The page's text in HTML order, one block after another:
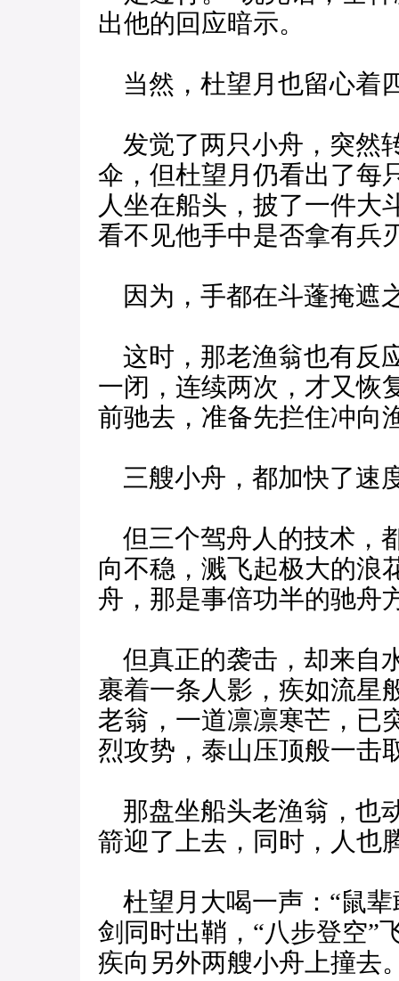
出他的回应暗示。
当然，杜望月也留心着
发觉了两只小舟，突然
伞，但杜望月仍看出了每
人坐在船头，披了一件大
看不见他手中是否拿有兵
因为，手都在斗蓬掩遮
这时，那老渔翁也有反
一闭，连续两次，才又恢
前驰去，准备先拦住冲向
三艘小舟，都加快了速
但三个驾舟人的技术，
向不稳，溅飞起极大的浪
舟，那是事倍功半的驰舟
但真正的袭击，却来自
裹着一条人影，疾如流星
老翁，一道凛凛寒芒，已
烈攻势，泰山压顶般一击
那盘坐船头老渔翁，也
箭迎了上去，同时，人也
杜望月大喝一声：“鼠辈
剑同时出鞘，“八步登空”
疾向另外两艘小舟上撞去